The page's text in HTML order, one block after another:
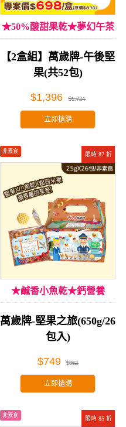
★50%酸甜果乾★夢幻午茶
享受
【2盒組】萬歲牌-午後堅
果(共52包)
$1,396 $1,724
立即搶購
限時 87 折
非素食
★鹹香小魚乾★鈣營養
萬歲牌-堅果之旅(650g/26
包入)
$749 $862
立即搶購
限時 85 折
非素食